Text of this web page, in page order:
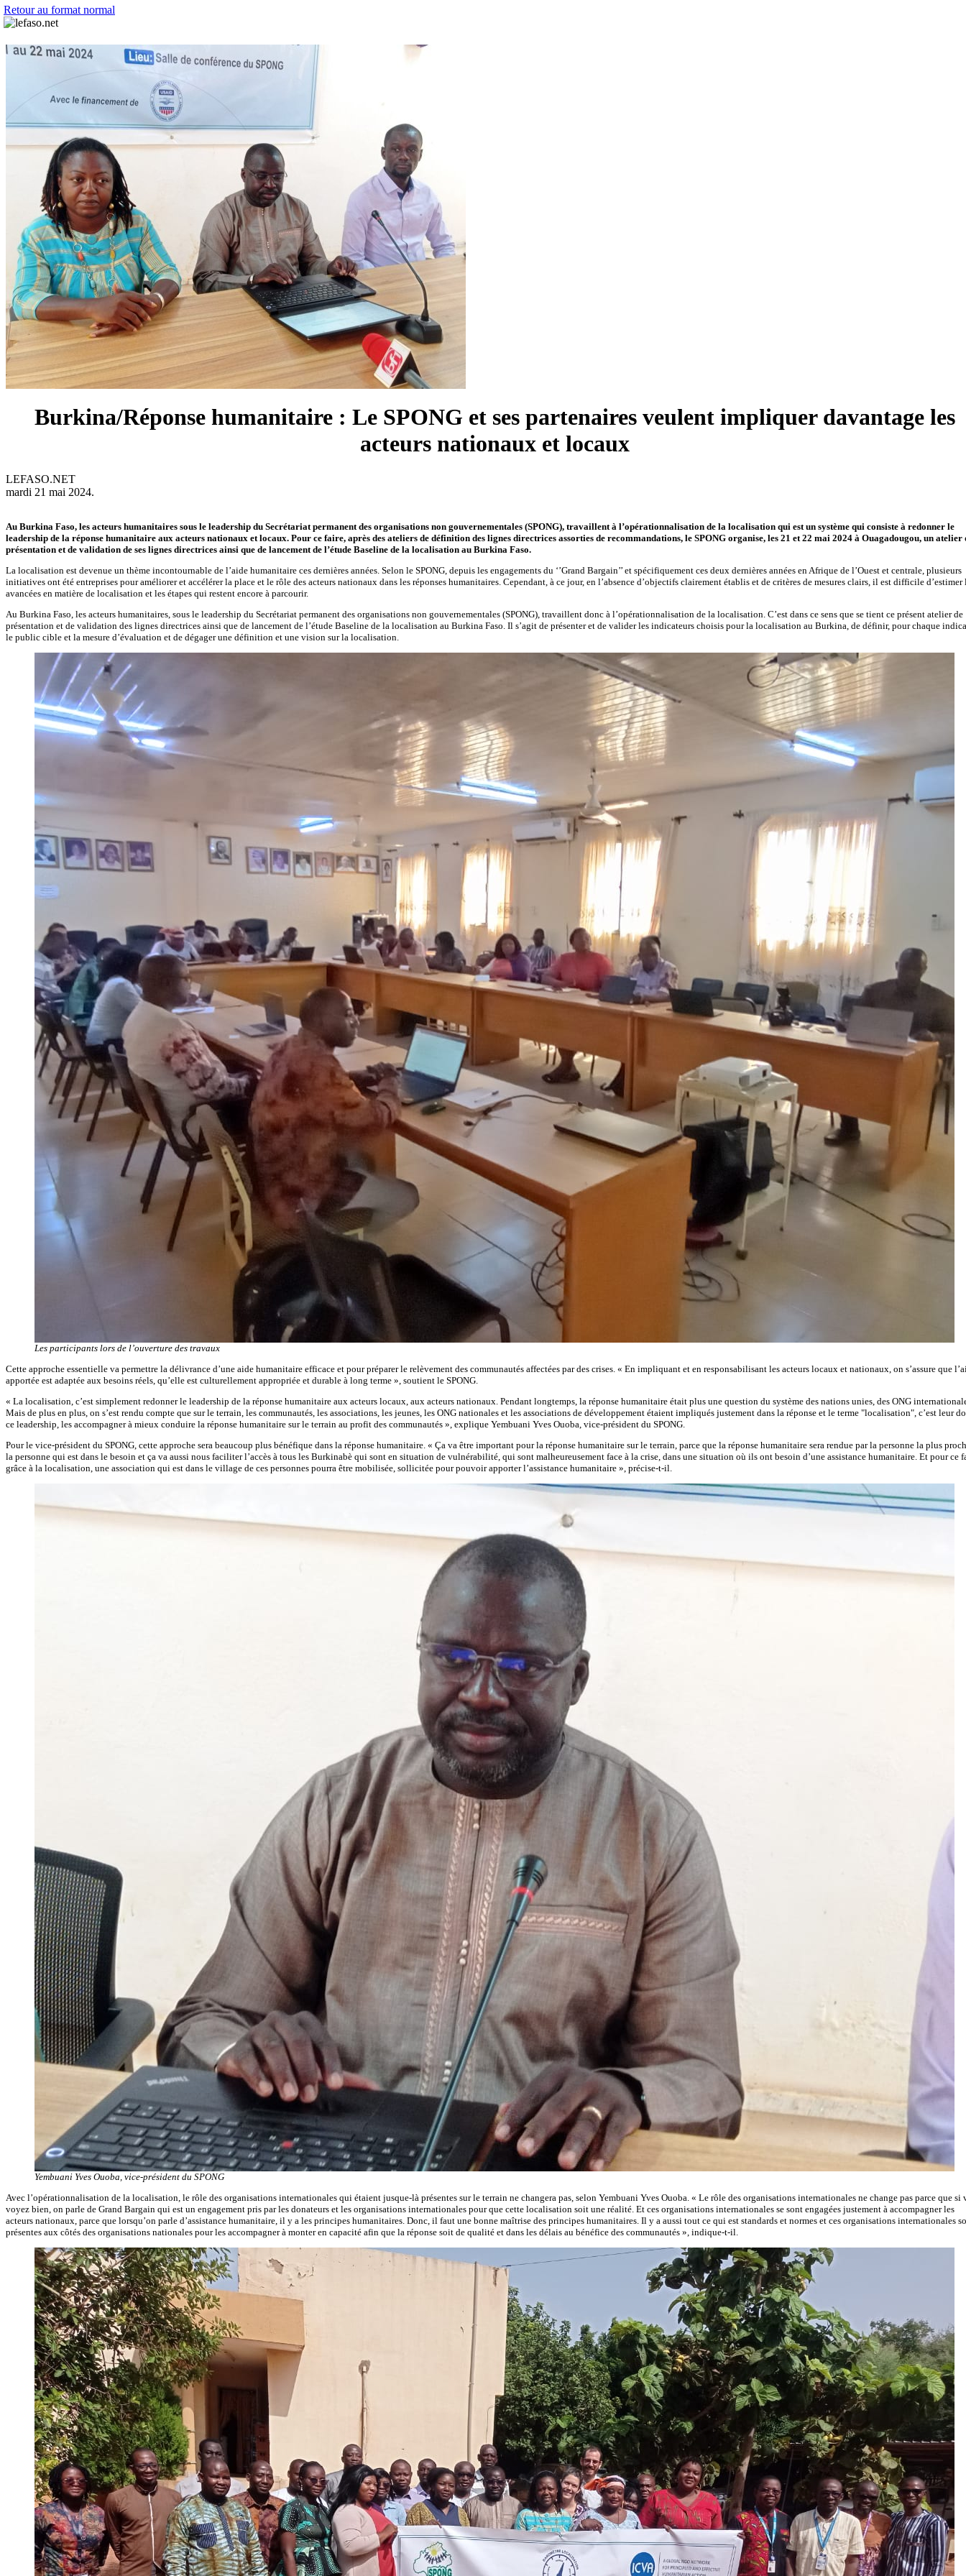
Retour au format normal
Burkina/Réponse humanitaire : Le SPONG et ses partenaires veulent impliquer davantage les
acteurs nationaux et locaux
LEFASO.NET
mardi 21 mai 2024.
Au Burkina Faso, les acteurs humanitaires sous le leadership du Secrétariat permanent des organisations non gouvernementales (SPONG), travaillent à l’opérationnalisation de la localisation qui est un système qui consiste à redonner le
leadership de la réponse humanitaire aux acteurs nationaux et locaux. Pour ce faire, après des ateliers de définition des lignes directrices assorties de recommandations, le SPONG organise, les 21 et 22 mai 2024 à Ouagadougou, un atelier
présentation et de validation de ses lignes directrices ainsi que de lancement de l’étude Baseline de la localisation au Burkina Faso.
La localisation est devenue un thème incontournable de l’aide humanitaire ces dernières années. Selon le SPONG, depuis les engagements du ‘’Grand Bargain’’ et spécifiquement ces deux dernières années en Afrique de l’Ouest et centrale, plusieurs
initiatives ont été entreprises pour améliorer et accélérer la place et le rôle des acteurs nationaux dans les réponses humanitaires. Cependant, à ce jour, en l’absence d’objectifs clairement établis et de critères de mesures clairs, il est difficile d’estimer
avancées en matière de localisation et les étapes qui restent encore à parcourir.
Au Burkina Faso, les acteurs humanitaires, sous le leadership du Secrétariat permanent des organisations non gouvernementales (SPONG), travaillent donc à l’opérationnalisation de la localisation. C’est dans ce sens que se tient ce présent atelier de
présentation et de validation des lignes directrices ainsi que de lancement de l’étude Baseline de la localisation au Burkina Faso. Il s’agit de présenter et de valider les indicateurs choisis pour la localisation au Burkina, de définir, pour chaque
le public cible et la mesure d’évaluation et de dégager une définition et une vision sur la localisation.
Les participants lors de l’ouverture des travaux
Cette approche essentielle va permettre la délivrance d’une aide humanitaire efficace et pour préparer le relèvement des communautés affectées par des crises. « En impliquant et en responsabilisant les acteurs locaux et nationaux, on s’assure que
apportée est adaptée aux besoins réels, qu’elle est culturellement appropriée et durable à long terme », soutient le SPONG.
« La localisation, c’est simplement redonner le leadership de la réponse humanitaire aux acteurs locaux, aux acteurs nationaux. Pendant longtemps, la réponse humanitaire était plus une question du système des nations unies, des ONG
Mais de plus en plus, on s’est rendu compte que sur le terrain, les communautés, les associations, les jeunes, les ONG nationales et les associations de développement étaient impliqués justement dans la réponse et le terme "localisation", c’est leur
ce leadership, les accompagner à mieux conduire la réponse humanitaire sur le terrain au profit des communautés », explique Yembuani Yves Ouoba, vice-président du SPONG.
Pour le vice-président du SPONG, cette approche sera beaucoup plus bénéfique dans la réponse humanitaire. « Ça va être important pour la réponse humanitaire sur le terrain, parce que la réponse humanitaire sera rendue par la personne la plus
la personne qui est dans le besoin et ça va aussi nous faciliter l’accès à tous les Burkinabè qui sont en situation de vulnérabilité, qui sont malheureusement face à la crise, dans une situation où ils ont besoin d’une assistance humanitaire. Et pour ce
grâce à la localisation, une association qui est dans le village de ces personnes pourra être mobilisée, sollicitée pour pouvoir apporter l’assistance humanitaire », précise-t-il.
Yembuani Yves Ouoba, vice-président du SPONG
Avec l’opérationnalisation de la localisation, le rôle des organisations internationales qui étaient jusque-là présentes sur le terrain ne changera pas, selon Yembuani Yves Ouoba. « Le rôle des organisations internationales ne change pas parce que si
voyez bien, on parle de Grand Bargain qui est un engagement pris par les donateurs et les organisations internationales pour que cette localisation soit une réalité. Et ces organisations internationales se sont engagées justement à accompagner les
acteurs nationaux, parce que lorsqu’on parle d’assistance humanitaire, il y a les principes humanitaires. Donc, il faut une bonne maîtrise des principes humanitaires. Il y a aussi tout ce qui est standards et normes et ces organisations internationales
présentes aux côtés des organisations nationales pour les accompagner à monter en capacité afin que la réponse soit de qualité et dans les délais au bénéfice des communautés », indique-t-il.